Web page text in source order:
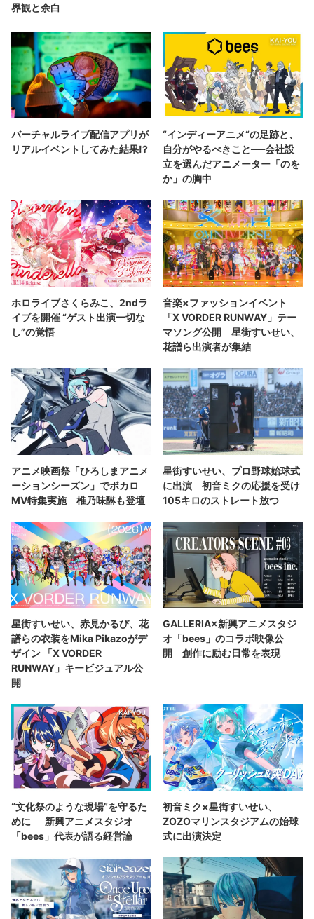
界観と余白
バーチャルライブ配信アプリが
リアルイベントしてみた結果!?
“インディーアニメ“の足跡と、
自分がやるべきこと──会社設
立を選んだアニメーター「のを
か」の胸中
ホロライブさくらみこ、2ndラ
イブを開催 “ゲスト出演一切な
し”の覚悟
音楽×ファッションイベント
「X VORDER RUNWAY」テー
マソング公開 星街すいせい、
花譜ら出演者が集結
アニメ映画祭「ひろしまアニメ
ーションシーズン」でボカロ
MV特集実施 椎乃味醂も登壇
星街すいせい、プロ野球始球式
に出演 初音ミクの応援を受け
105キロのストレート放つ
星街すいせい、赤見かるび、花
譜らの衣装をMika Pikazoがデ
ザイン 「X VORDER
RUNWAY」キービジュアル公
開
GALLERIA×新興アニメスタジ
オ「bees」のコラボ映像公
開 創作に励む日常を表現
“文化祭のような現場”を守るた
めに──新興アニメスタジオ
「bees」代表が語る経営論
初音ミク×星街すいせい、
ZOZOマリンスタジアムの始球
式に出演決定